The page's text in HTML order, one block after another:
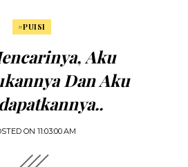
#PUISI
Aku
Dan Aku
ON 11:03:00 AM